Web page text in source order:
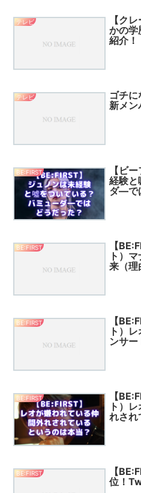
テレビ
【ク
かの学
紹介！
テレビ
ゴチ
新メン
BE:FIRST
【ビ
経験と
ダ―で
BE:FIRST
【
ト）
来（理
BE:FIRST
【
ト）
ンサー
BE:FIRST
【
ト）
れされ
BE:FIRST
【
位！